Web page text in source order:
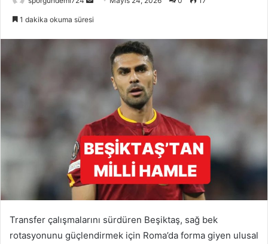
göndermek
1 dakika okuma süresi
Transfer çalışmalarını sürdüren Beşiktaş, sağ bek
rotasyonunu güçlendirmek için Roma’da forma giyen ulusal